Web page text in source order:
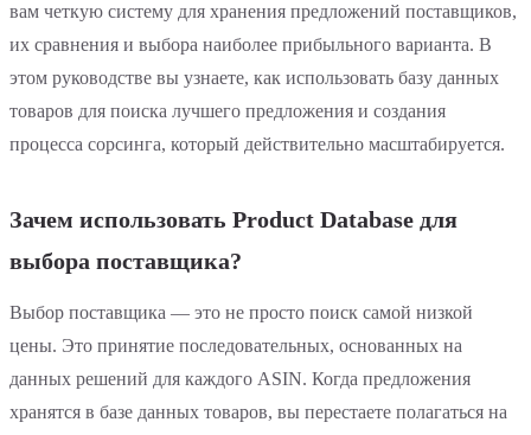
вам четкую систему для хранения предложений поставщиков,
их сравнения и выбора наиболее прибыльного варианта. В
этом руководстве вы узнаете, как использовать базу данных
товаров для поиска лучшего предложения и создания
процесса сорсинга, который действительно масштабируется.
Зачем использовать Product Database для
выбора поставщика?
Выбор поставщика — это не просто поиск самой низкой
цены. Это принятие последовательных, основанных на
данных решений для каждого ASIN. Когда предложения
хранятся в базе данных товаров, вы перестаете полагаться на